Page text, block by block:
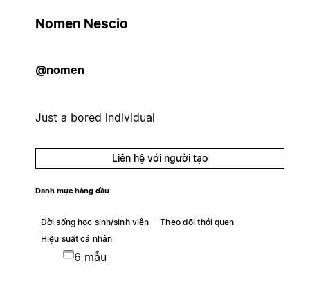
Nomen Nescio
@nomen
Just a bored individual
Liên hệ với người tạo
Danh mục hàng đầu
Đời sống học sinh/sinh viên
Theo dõi thói quen
Hiệu suất cá nhân
6 mẫu